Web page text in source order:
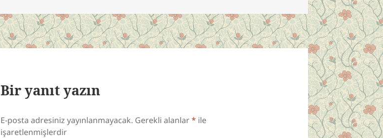
Bir yanıt yazın
E-posta adresiniz yayınlanmayacak. Gerekli alanlar* ile
işaretlenmişlerdir